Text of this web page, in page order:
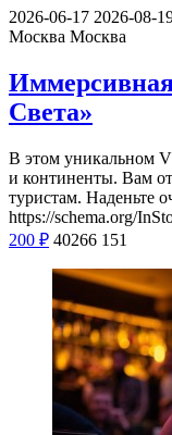
2026-06-17 2026-08-
Москва Москва
Света»
В этом уникальном
и континенты. Вам
туристам. Наденьте
https://schema.org/
200 ₽ 40266 151